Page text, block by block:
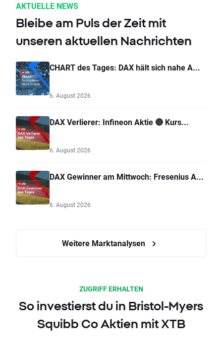
AKTUELLE NEWS
Bleibe am Puls der Zeit mit
unseren aktuellen Nachrichten
CHART des Tages: DAX hält sich nahe A...
6. August 2026
DAX Verlierer: Infineon Aktie 🔴 Kurs...
6. August 2026
DAX Gewinner am Mittwoch: Fresenius A...
6. August 2026
Weitere Marktanalysen
ZUGRIFF ERHALTEN
So investierst du in Bristol-Myers
Squibb Co Aktien mit XTB